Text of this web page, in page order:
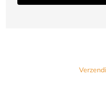
aantal
Verzending